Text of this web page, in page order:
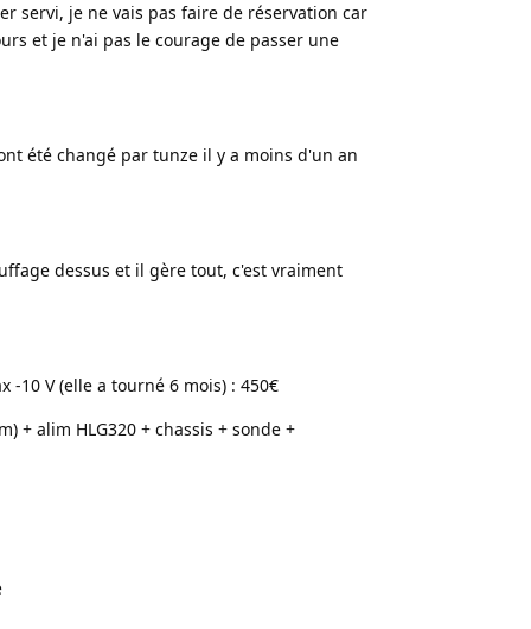
servi, je ne vais pas faire de réservation car
et je n'ai pas le courage de passer une
été changé par tunze il y a moins d'un an
dessus et il gère tout, c'est vraiment
-10 V (elle a tourné 6 mois) : 450€
+ alim HLG320 + chassis + sonde +